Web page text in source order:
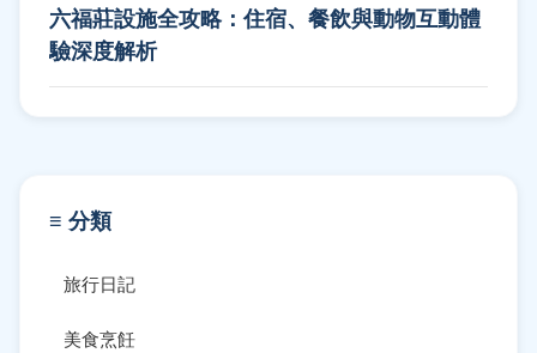
六福莊設施全攻略：住宿、餐飲與動物互動體
驗深度解析
≡ 分類
旅行日記
美食烹飪